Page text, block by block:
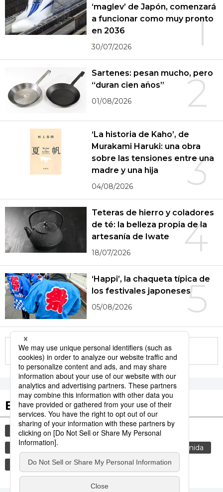
1
‘maglev’ de Japón, comenzará
a funcionar como muy pronto
en 2036
30/07/2026
2
Sartenes: pesan mucho, pero
“duran cien años”
01/08/2026
3
‘La historia de Kaho’, de
Murakami Haruki: una obra
sobre las tensiones entre una
madre y una hija
04/08/2026
4
Teteras de hierro y coladores
de té: la belleza propia de la
artesanía de Iwate
18/07/2026
5
‘Happi’, la chaqueta típica de
los festivales japoneses
05/08/2026
More in this series
Etiquetas destacadas
cultura vida cortesía
gastronomía
tradiciones
comida
gastronomía japonesa
modales